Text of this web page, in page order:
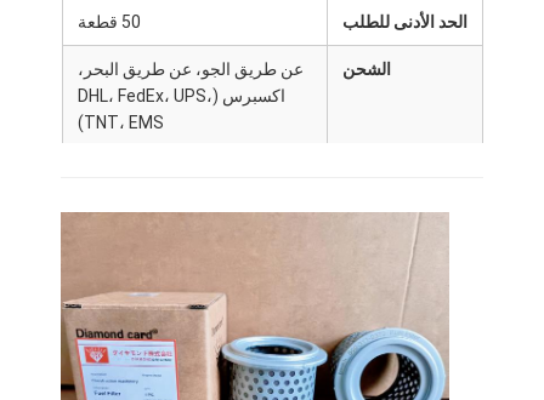
الحد الأدنى للطلب 50 قطعة
الشحن
عن طريق الجو، عن طريق البحر،
اكسبرس (DHL، FedEx، UPS،
TNT، EMS)